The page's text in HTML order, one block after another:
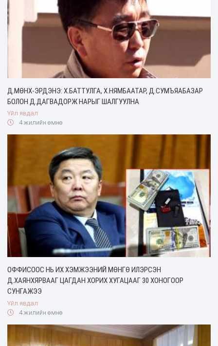
Д.МӨНХ-ЭРДЭНЭ: Х.БАТТУЛГА, Х.НЯМБААТАР, Д.СУМЪЯАБАЗАР
БОЛОН Д.ДАГВАДОРЖ НАРЫГ ШАЛГУУЛНА
Үйл явдал
4 жилийн өмнө
ОФФИСООС НЬ ИХ ХЭМЖЭЭНИЙ МӨНГӨ ИЛЭРСЭН
Д.ХАЯНХЯРВААГ ЦАГДАН ХОРИХ ХУГАЦААГ 30 ХОНОГООР
СУНГАЖЭЭ
Үйл явдал
4 жилийн өмнө